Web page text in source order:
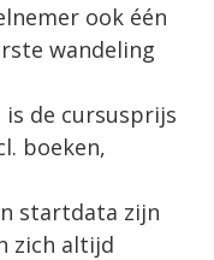
ook één
wandeling
de cursusprijs
boeken,
startdata zijn
zich altijd